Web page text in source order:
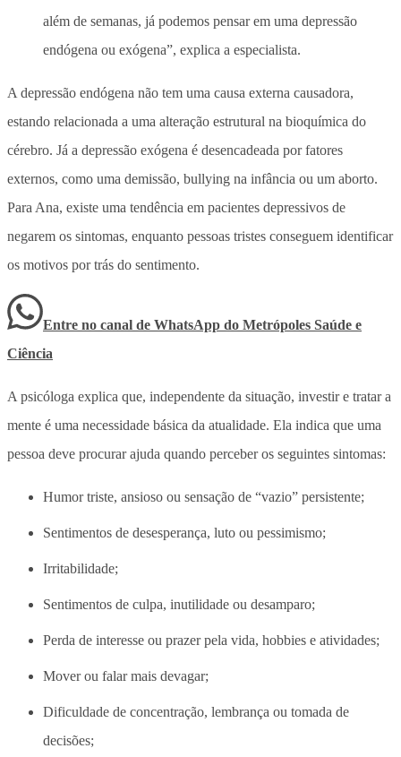
além de semanas, já podemos pensar em uma depressão
endógena ou exógena”, explica a especialista.
A depressão endógena não tem uma causa externa causadora,
estando relacionada a uma alteração estrutural na bioquímica do
cérebro. Já a depressão exógena é desencadeada por fatores
externos, como uma demissão, bullying na infância ou um aborto.
Para Ana, existe uma tendência em pacientes depressivos de
negarem os sintomas, enquanto pessoas tristes conseguem identificar
os motivos por trás do sentimento.
Entre no canal de WhatsApp do Metrópoles Saúde e
Ciência
A psicóloga explica que, independente da situação, investir e tratar a
mente é uma necessidade básica da atualidade. Ela indica que uma
pessoa deve procurar ajuda quando perceber os seguintes sintomas:
Humor triste, ansioso ou sensação de “vazio” persistente;
Sentimentos de desesperança, luto ou pessimismo;
Irritabilidade;
Sentimentos de culpa, inutilidade ou desamparo;
Perda de interesse ou prazer pela vida, hobbies e atividades;
Mover ou falar mais devagar;
Dificuldade de concentração, lembrança ou tomada de
decisões;